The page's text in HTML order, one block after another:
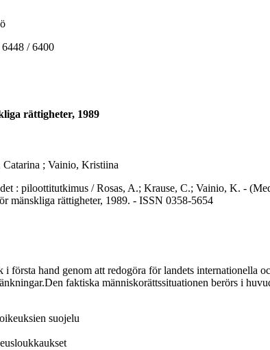
/ 6400
rättigheter, 1989
Catarina ; Vainio, Kristiina
piloottitutkimus / Rosas, A.; Krause, C.; Vainio, K. -
mänskliga rättigheter, 1989. - ISSN 0358-5654
hand genom att redogöra för landets internationella
faktiska människorättssituationen berörs i
suojelu